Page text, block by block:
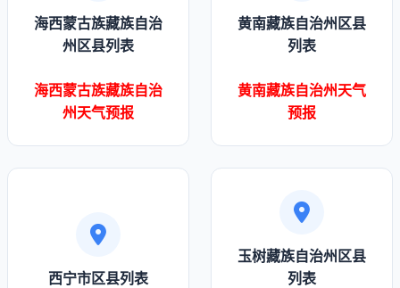
海西蒙古族藏族自治
州区县列表
海西蒙古族藏族自治
州天气预报
黄南藏族自治州区县
列表
黄南藏族自治州天气
预报
西宁市区县列表
玉树藏族自治州区县
列表